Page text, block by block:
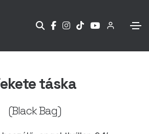
táska
(Black Bag)